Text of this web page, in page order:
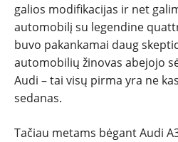
galios modifikacijas ir net
automobilį su legendine
buvo pakankamai daug
automobilių žinovas abejojo
Audi – tai visų pirma yra ne
sedanas.
Tačiau metams bėgant Audi